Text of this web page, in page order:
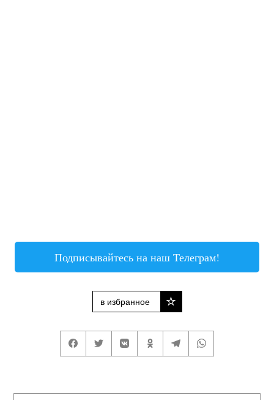
Подписывайтесь на наш Телеграм!
в избранное